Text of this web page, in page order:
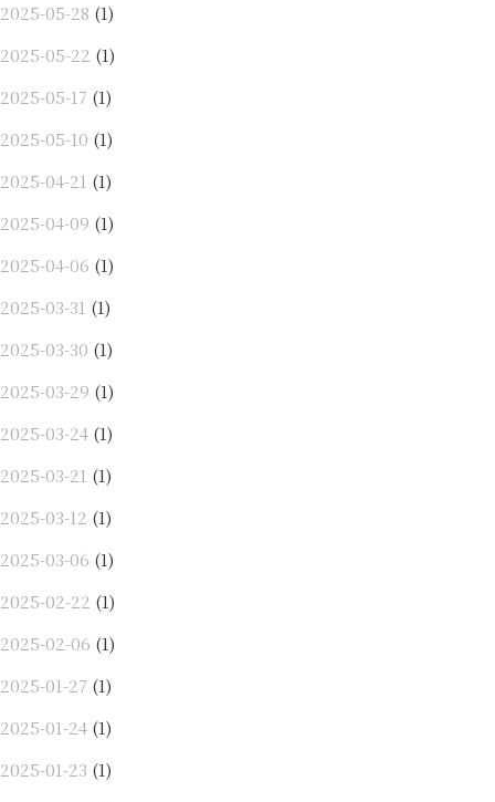
2025-05-28 (1)
2025-05-22 (1)
2025-05-17 (1)
2025-05-10 (1)
2025-04-21 (1)
2025-04-09 (1)
2025-04-06 (1)
2025-03-31 (1)
2025-03-30 (1)
2025-03-29 (1)
2025-03-24 (1)
2025-03-21 (1)
2025-03-12 (1)
2025-03-06 (1)
2025-02-22 (1)
2025-02-06 (1)
2025-01-27 (1)
2025-01-24 (1)
2025-01-23 (1)